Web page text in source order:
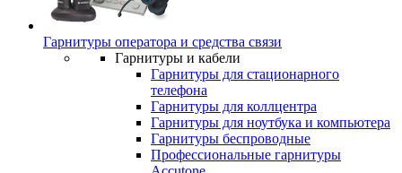
Гарнитуры оператора и средства связи
Гарнитуры и кабели
Гарнитуры для стационарного
телефона
Гарнитуры для коллцентра
Гарнитуры для ноутбука и компьютера
Гарнитуры беспроводные
Профессиональные гарнитуры